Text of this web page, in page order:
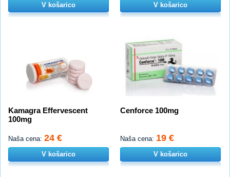
V košarico V košarico
Kamagra Effervescent
100mg
Naša cena: 24 €
V košarico
Cenforce 100mg
Naša cena: 19 €
V košarico